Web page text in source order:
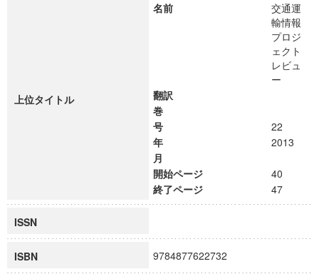
上位タイトル
名前
交通運
輸情報
プロジ
ェクト
レビュ
ー
翻訳
巻
号
22
年
2013
月
開始ページ
40
終了ページ
47
ISSN
ISBN 9784877622732